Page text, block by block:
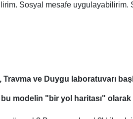
Sosyal mesafe uygulayabilirim.
ve Duygu laboratuvarı
modelin "bir yol haritası"